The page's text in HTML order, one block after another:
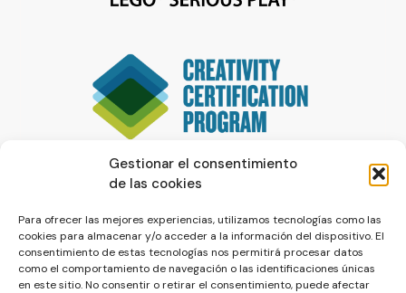
Gestionar el consentimiento
de las cookies
Para ofrecer las mejores experiencias, utilizamos tecnologías como las
cookies para almacenar y/o acceder a la información del dispositivo. El
consentimiento de estas tecnologías nos permitirá procesar datos
como el comportamiento de navegación o las identificaciones únicas
en este sitio. No consentir o retirar el consentimiento, puede afectar